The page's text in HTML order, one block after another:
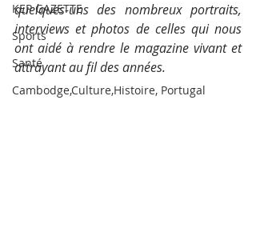
KEP GAZETTE
Sports
Santé
Cambodge,Culture,Histoire, Portugal
quelques-uns des nombreux portraits,
interviews et photos de celles qui nous
ont aidé à rendre le magazine vivant et
attrayant au fil des années.